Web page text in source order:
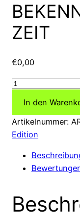
ZEIT
€0,00
BEKENNEN
DER
ZEIT
Menge
In den
Artikelnummer:
Edition